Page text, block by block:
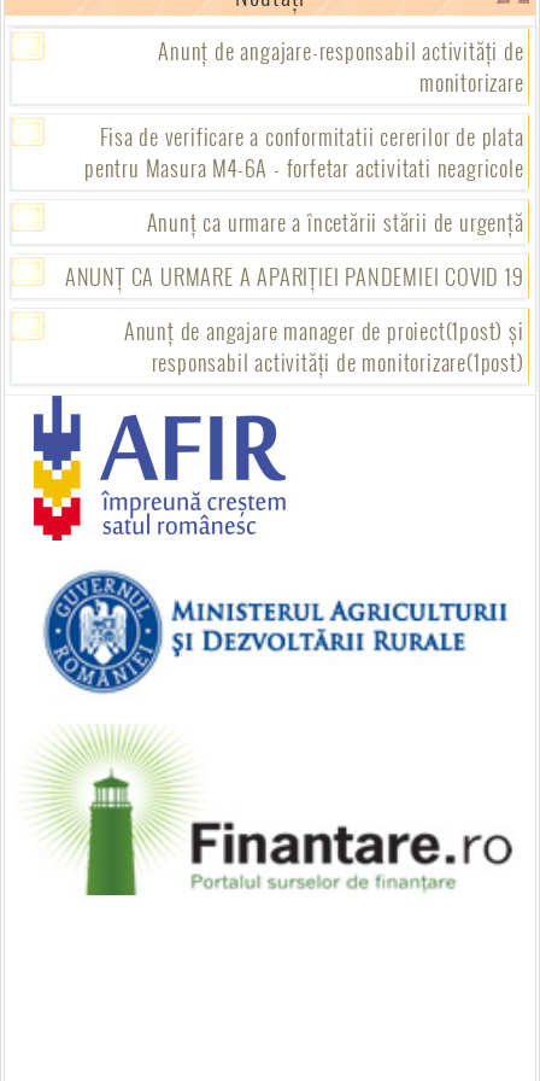
Anunț de angajare-responsabil activități de
monitorizare
Fisa de verificare a conformitatii cererilor de plata
pentru Masura M4-6A - forfetar activitati neagricole
Anunț ca urmare a încetării stării de urgență
ANUNȚ CA URMARE A APARIȚIEI PANDEMIEI COVID 19
Anunț de angajare manager de proiect(1post) și
responsabil activități de monitorizare(1post)